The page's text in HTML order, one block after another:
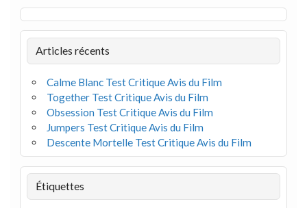
Articles récents
Calme Blanc Test Critique Avis du Film
Together Test Critique Avis du Film
Obsession Test Critique Avis du Film
Jumpers Test Critique Avis du Film
Descente Mortelle Test Critique Avis du Film
Étiquettes